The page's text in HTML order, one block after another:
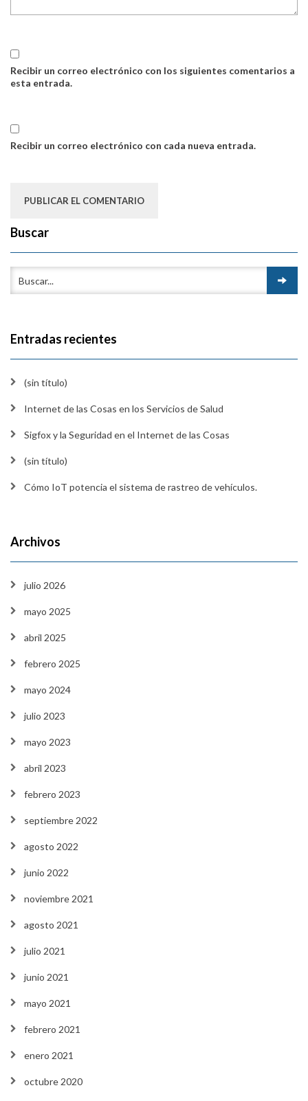
Recibir un correo electrónico con los siguientes comentarios a
esta entrada.
Recibir un correo electrónico con cada nueva entrada.
Buscar
Entradas recientes
(sin título)
Internet de las Cosas en los Servicios de Salud
Sigfox y la Seguridad en el Internet de las Cosas
(sin título)
Cómo IoT potencia el sistema de rastreo de vehículos.
Archivos
julio 2026
mayo 2025
abril 2025
febrero 2025
mayo 2024
julio 2023
mayo 2023
abril 2023
febrero 2023
septiembre 2022
agosto 2022
junio 2022
noviembre 2021
agosto 2021
julio 2021
junio 2021
mayo 2021
febrero 2021
enero 2021
octubre 2020